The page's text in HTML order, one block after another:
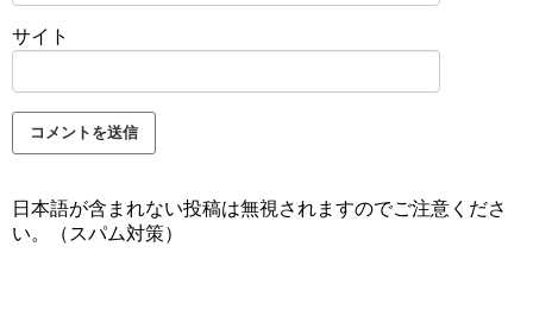
サイト
日本語が含まれない投稿は無視されますのでご注意くださ
い。（スパム対策）